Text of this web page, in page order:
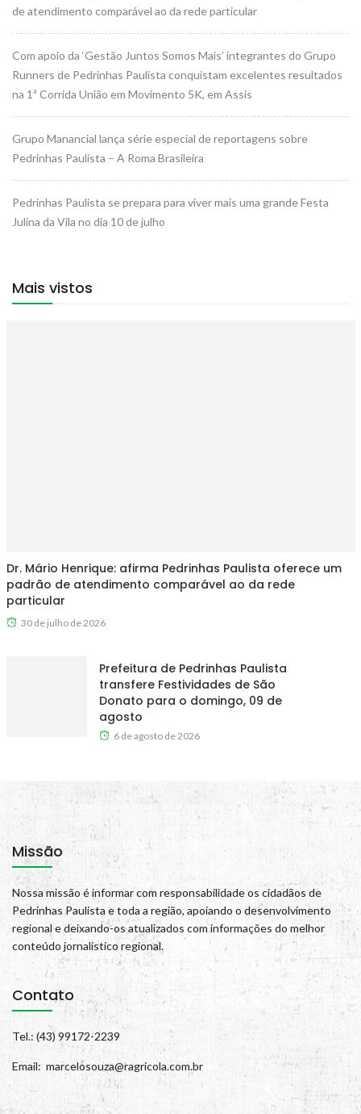
de atendimento comparável ao da rede particular
Com apoio da ‘Gestão Juntos Somos Mais’ integrantes do Grupo
Runners de Pedrinhas Paulista conquistam excelentes resultados
na 1ª Corrida União em Movimento 5K, em Assis
Grupo Manancial lança série especial de reportagens sobre
Pedrinhas Paulista – A Roma Brasileira
Pedrinhas Paulista se prepara para viver mais uma grande Festa
Julina da Vila no dia 10 de julho
Mais vistos
Dr. Mário Henrique: afirma Pedrinhas Paulista oferece um
padrão de atendimento comparável ao da rede
particular
30 de julho de 2026
Prefeitura de Pedrinhas Paulista
transfere Festividades de São
Donato para o domingo, 09 de
agosto
6 de agosto de 2026
Missão
Nossa missão é informar com responsabilidade os cidadãos de
Pedrinhas Paulista e toda a região, apoiando o desenvolvimento
regional e deixando-os atualizados com informações do melhor
conteúdo jornalístico regional.
Contato
Tel.: (43) 99172-2239
Email: marcelosouza@ragricola.com.br